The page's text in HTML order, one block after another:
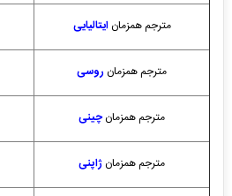
مترجم همزمانایتالیایی
مترجم همزمان روسی
مترجم همزمانچینی
مترجم همزمان ژاپنی